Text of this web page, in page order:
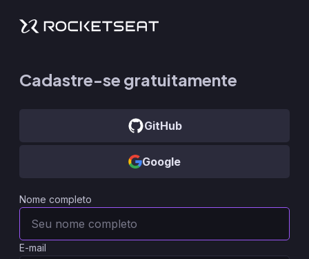
Cadastre-se gratuitamente
GitHub
Google
Nome completo
E-mail